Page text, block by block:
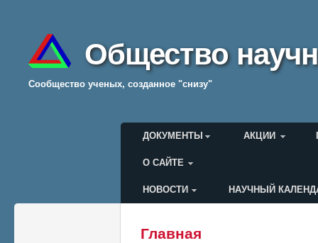
Общество
Cообщество ученых, созданное "снизу"
Главное меню
ДОКУМЕНТЫ АКЦИИ
О САЙТЕ
Меню пользователя
НОВОСТИ НАУЧНЫЙ
Главная